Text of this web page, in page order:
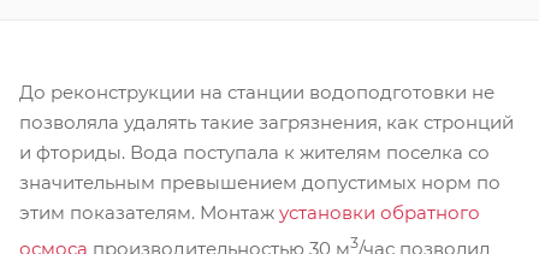
До реконструкции на станции водоподготовки не
позволяла удалять такие загрязнения, как стронций
и фториды. Вода поступала к жителям поселка со
значительным превышением допустимых норм по
этим показателям. Монтаж установки обратного
осмоса производительностью 30 м3/час позволил